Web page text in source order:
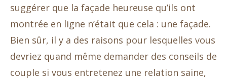
suggérer que la façade heureuse qu’ils ont
montrée en ligne n’était que cela : une façade.
Bien sûr, il y a des raisons pour lesquelles vous
devriez quand même demander des conseils de
couple si vous entretenez une relation saine,